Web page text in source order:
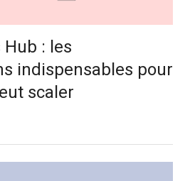
: les
indispensables pour
scaler